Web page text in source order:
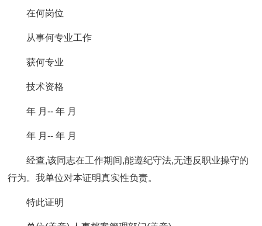
在何岗位
从事何专业工作
获何专业
技术资格
年 月-- 年 月
年 月-- 年 月
经查,该同志在工作期间,能遵纪守法,无违反职业操守的
行为。我单位对本证明真实性负责。
特此证明